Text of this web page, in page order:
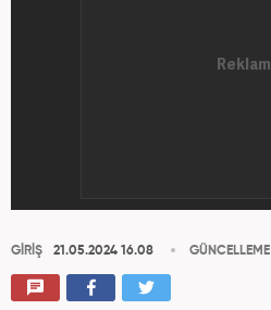
GİRİŞ 21.05.2024 16.08 GÜNCELLEME